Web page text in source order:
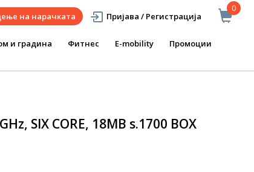
0
на нарачката Пријава / Регистрација
и градина Фитнес E-mobility Промоции
SIX CORE, 18MB s.1700 BOX